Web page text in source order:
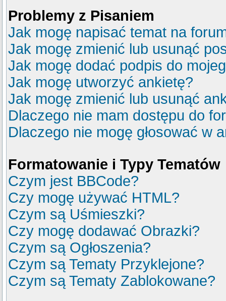
Problemy z Pisaniem
Jak mogę napisać temat na
Jak mogę zmienić lub usunąć
Jak mogę dodać podpis do
Jak mogę utworzyć ankietę?
Jak mogę zmienić lub usunąć
Dlaczego nie mam dostępu do
Dlaczego nie mogę głosować w
Formatowanie i Typy Tematów
Czym jest BBCode?
Czy mogę używać HTML?
Czym są Uśmieszki?
Czy mogę dodawać Obrazki?
Czym są Ogłoszenia?
Czym są Tematy Przyklejone?
Czym są Tematy Zablokowane?